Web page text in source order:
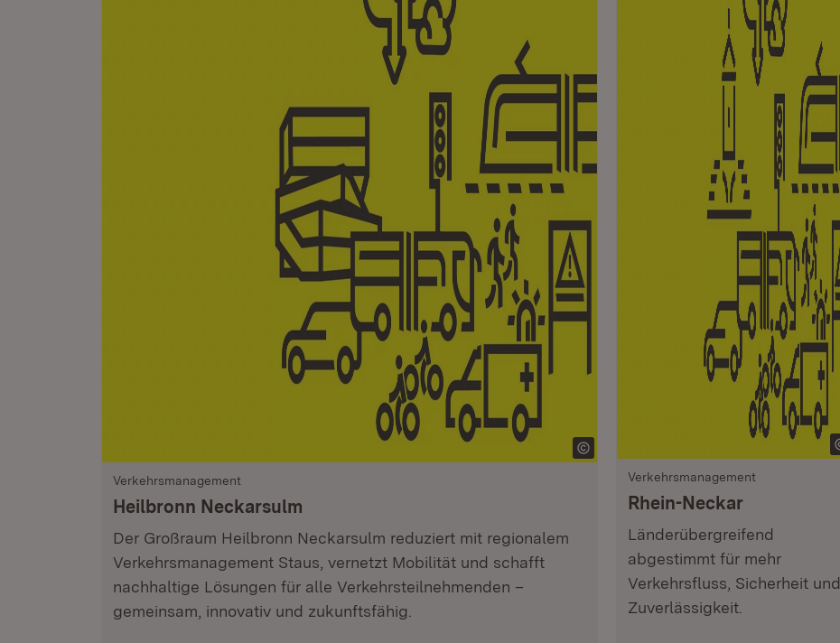
Verkehrsmanagement
Heilbronn Neckarsulm
Der Großraum Heilbronn Neckarsulm reduziert mit regionalem
Verkehrsmanagement Staus, vernetzt Mobilität und schafft
nachhaltige Lösungen für alle Verkehrsteilnehmenden –
gemeinsam, innovativ und zukunftsfähig.
Verkehrsmanagement
Rhein-Neckar
Länderübergreifend
abgestimmt für mehr
Verkehrsfluss, Sicherheit und
Zuverlässigkeit.